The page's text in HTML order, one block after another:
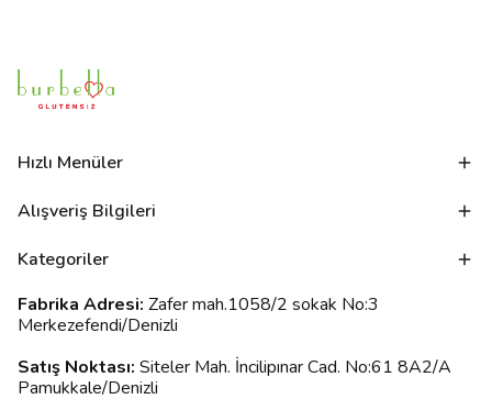
Hızlı Menüler
Alışveriş Bilgileri
Kategoriler
Fabrika Adresi: Zafer mah.1058/2 sokak No:3
Merkezefendi/Denizli
Satış Noktası: Siteler Mah. İncilipınar Cad. No:61 8A2/A
Pamukkale/Denizli